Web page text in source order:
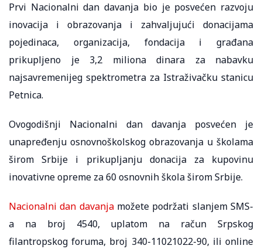
Prvi Nacionalni dan davanja bio je posvećen razvoju
inovacija i obrazovanja i zahvaljujući donacijama
pojedinaca, organizacija, fondacija i građana
prikupljeno je 3,2 miliona dinara za nabavku
najsavremenijeg spektrometra za Istraživačku stanicu
Petnica.
Ovogodišnji Nacionalni dan davanja posvećen je
unapređenju osnovnoškolskog obrazovanja u školama
širom Srbije i prikupljanju donacija za kupovinu
inovativne opreme za 60 osnovnih škola širom Srbije.
Nacionalni dan davanjamožete podržati slanjem SMS-
a na broj 4540, uplatom na račun Srpskog
filantropskog foruma, broj 340-11021022-90, ili online